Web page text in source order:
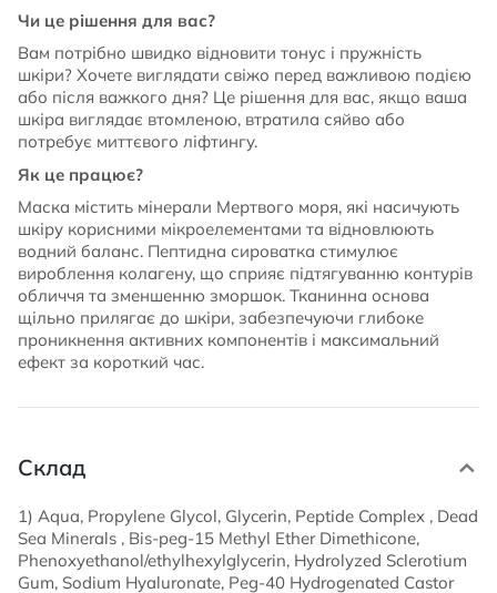
Чи це рішення для вас?
Вам потрібно швидко відновити тонус і пружність
шкіри? Хочете виглядати свіжо перед важливою подією
або після важкого дня? Це рішення для вас, якщо ваша
шкіра виглядає втомленою, втратила сяйво або
потребує миттєвого ліфтингу.
Як це працює?
Маска містить мінерали Мертвого моря, які насичують
шкіру корисними мікроелементами та відновлюють
водний баланс. Пептидна сироватка стимулює
вироблення колагену, що сприяє підтягуванню контурів
обличчя та зменшенню зморшок. Тканинна основа
щільно прилягає до шкіри, забезпечуючи глибоке
проникнення активних компонентів і максимальний
ефект за короткий час.
Склад
1) Aqua, Propylene Glycol, Glycerin, Peptide Complex , Dead
Sea Minerals , Bis-peg-15 Methyl Ether Dimethicone,
Phenoxyethanol/ethylhexylglycerin, Hydrolyzed Sclerotium
Gum, Sodium Hyaluronate, Peg-40 Hydrogenated Castor